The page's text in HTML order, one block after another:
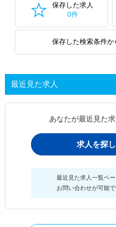
保存した求人
0件
保存した検索条件か
最近見た求人
あなたが最近見た
求人を探
最近見た求人一覧ペー
お問い合わせが可能で